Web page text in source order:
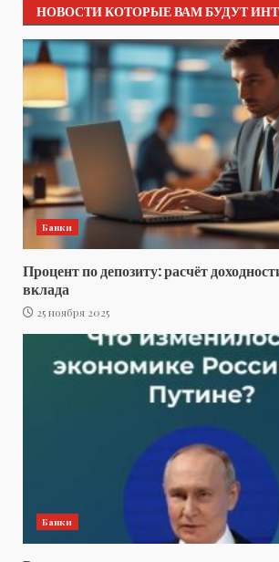
НОВОСТИ КОТОРЫЕ ВАМ БУДУТ
Банки
Процент по депозиту: расчёт
вклада
25 ноября 2025
Банки